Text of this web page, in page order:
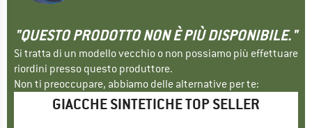
"QUESTO PRODOTTO NON È PIÙ DISPONIBILE."
Si tratta di un modello vecchio o non possiamo più effettuare
riordini presso questo produttore.
Non ti preoccupare, abbiamo delle alternative per te:
GIACCHE SINTETICHE TOP SELLER